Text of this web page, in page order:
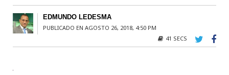
EDMUNDO LEDESMA
PUBLICADO EN AGOSTO 26, 2018, 4:50 PM
41 SECS